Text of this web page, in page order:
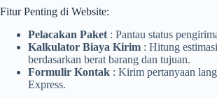
Fitur Penting di Website:
Pelacakan Paket : Pantau status
Kalkulator Biaya Kirim : Hitung
berdasarkan berat barang dan tujuan.
Formulir Kontak : Kirim pertanyaan
Express.